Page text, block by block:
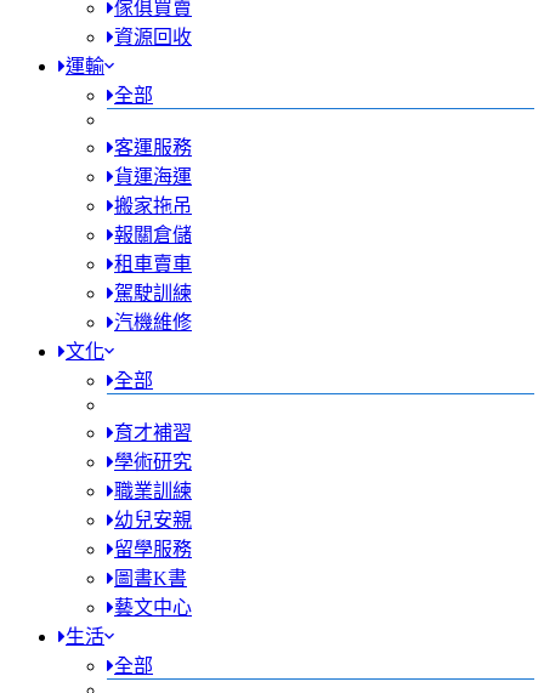
傢俱買賣
資源回收
運輸
全部
客運服務
貨運海運
搬家拖吊
報關倉儲
租車賣車
駕駛訓練
汽機維修
文化
全部
育才補習
學術研究
職業訓練
幼兒安親
留學服務
圖書K書
藝文中心
生活
全部